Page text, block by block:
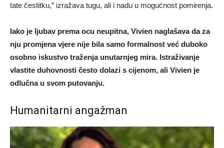
tate čestitku,” izražava tugu, ali i nadu u mogućnost pomirenja.
Iako je ljubav prema ocu neupitna, Vivien naglašava da za
nju promjena vjere nije bila samo formalnost već duboko
osobno iskustvo traženja unutarnjeg mira. Istraživanje
vlastite duhovnosti često dolazi s cijenom, ali Vivien je
odlučna u svom putovanju.
Humanitarni angažman